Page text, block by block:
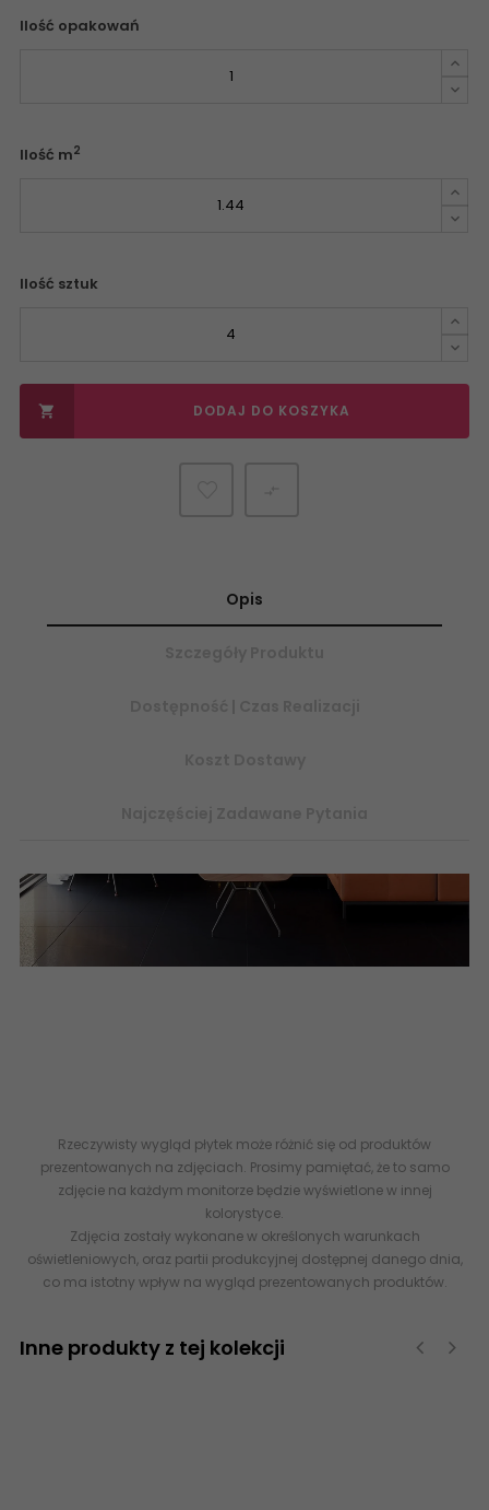
Ilość opakowań
Ilość m2
Ilość sztuk
 DODAJ DO KOSZYKA
Opis
Rzeczywisty wygląd płytek może różnić się od produktów
prezentowanych na zdjęciach. Prosimy pamiętać, że to samo
zdjęcie na każdym monitorze będzie wyświetlone w innej
kolorystyce.
Zdjęcia zostały wykonane w określonych warunkach
oświetleniowych, oraz partii produkcyjnej dostępnej danego dnia,
co ma istotny wpływ na wygląd prezentowanych produktów.
Inne produkty z tej kolekcji